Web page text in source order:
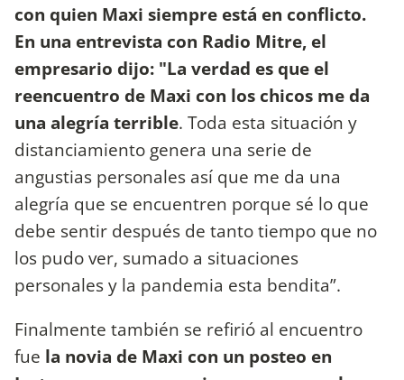
con quien Maxi siempre está en conflicto.
En una entrevista con Radio Mitre, el
empresario dijo: "La verdad es que el
reencuentro de Maxi con los chicos me da
una alegría terrible. Toda esta situación y
distanciamiento genera una serie de
angustias personales así que me da una
alegría que se encuentren porque sé lo que
debe sentir después de tanto tiempo que no
los pudo ver, sumado a situaciones
personales y la pandemia esta bendita”.
Finalmente también se refirió al encuentro
fue la novia de Maxi con un posteo en